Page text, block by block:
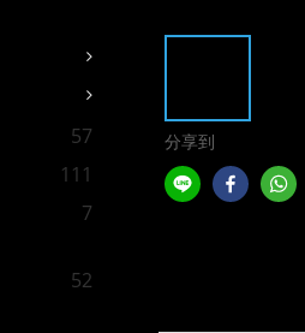
57
111
7
52
分享到